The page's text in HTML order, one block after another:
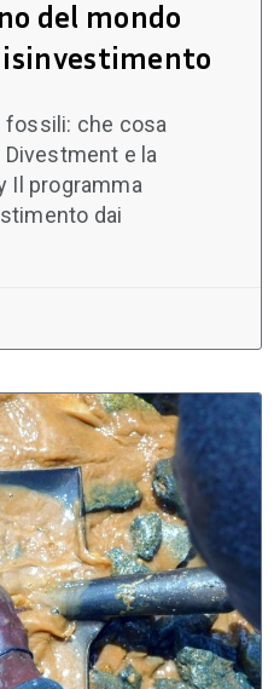
del mondo
che cosa
e la
Il programma
dai